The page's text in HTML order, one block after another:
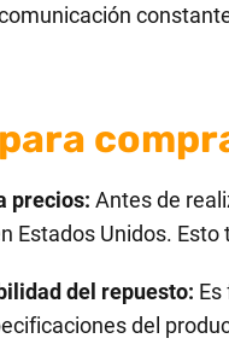
precios: Antes de
Estados Unidos.
del repuesto:
del